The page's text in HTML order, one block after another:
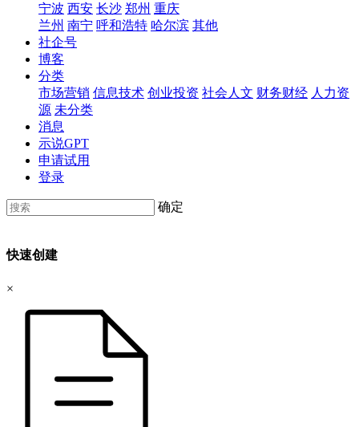
宁波 西安 长沙 郑州 重庆
兰州 南宁 呼和浩特 哈尔滨 其他
社企号
博客
分类
市场营销 信息技术 创业投资 社会人文 财务财经 人力资
源 未分类
消息
示说GPT
申请试用
登录
确定
快速创建
×